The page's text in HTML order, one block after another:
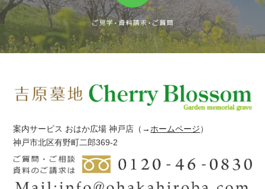
案内サービス おはか広場 神戸店 （→ ホームページ）
神戸市北区有野町二郎369-2